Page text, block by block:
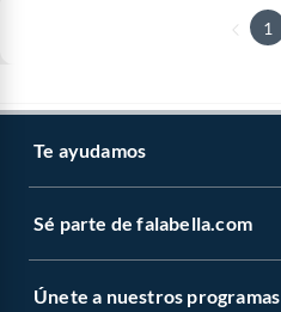
1
Te ayudamos
Sé parte de falabella.com
Únete a nuestros programas